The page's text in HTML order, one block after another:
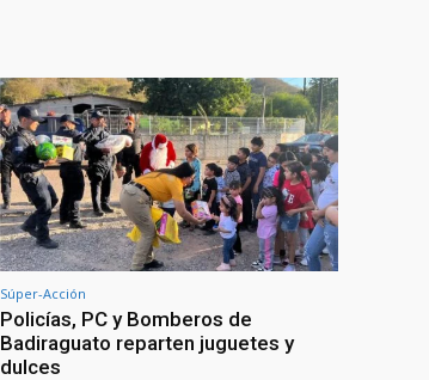
Súper-Acción
Policías, PC y Bomberos de
Badiraguato reparten juguetes y
dulces